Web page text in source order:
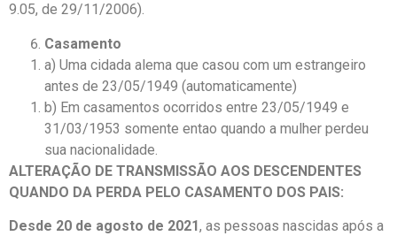
9.05, de 29/11/2006).
Casamento
a) Uma cidada alema que casou com um estrangeiro
antes de 23/05/1949 (automaticamente)
b) Em casamentos ocorridos entre 23/05/1949 e
31/03/1953 somente entao quando a mulher perdeu
sua nacionalidade.
ALTERAÇÃO DE TRANSMISSÃO AOS DESCENDENTES
QUANDO DA PERDA PELO CASAMENTO DOS PAIS:
Desde 20 de agosto de 2021, as pessoas nascidas após a